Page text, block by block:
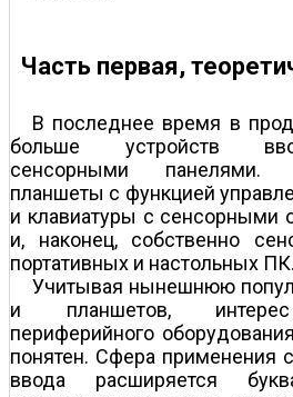
Часть первая,
В последнее время в
больше устройств
сенсорными панелями.
планшеты с функцией
и клавиатуры с сенсорными
и, наконец, собственно
портативных и настольных ПК.
Учитывая нынешнюю
и планшетов, интерес
периферийного
понятен. Сфера применения
ввода расширяется